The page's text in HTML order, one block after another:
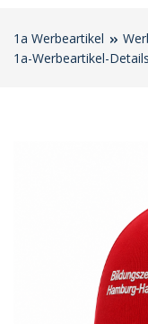
1a Werbeartikel
1a-Werbeartikel-Details